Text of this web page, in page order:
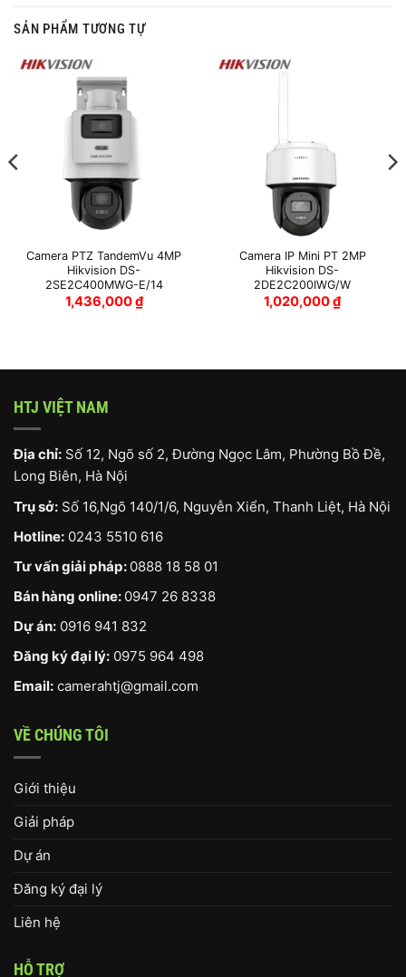
SẢN PHẨM TƯƠNG TỰ
Camera PTZ TandemVu 4MP
Hikvision DS-
2SE2C400MWG-E/14
1,436,000₫
Camera IP Mini PT 2MP
Hikvision DS-
2DE2C200IWG/W
1,020,000₫
HTJ VIỆT NAM
Địa chỉ: Số 12, Ngõ số 2, Đường Ngọc Lâm, Phường Bồ Đề,
Long Biên, Hà Nội
Trụ sở: Số 16,Ngõ 140/1/6, Nguyễn Xiển, Thanh Liệt, Hà Nội
Hotline: 0243 5510 616
Tư vấn giải pháp: 0888 18 58 01
Bán hàng online: 0947 26 8338
Dự án: 0916 941 832
Đăng ký đại lý: 0975 964 498
Email: camerahtj@gmail.com
VỀ CHÚNG TÔI
Giới thiệu
Giải pháp
Dự án
Đăng ký đại lý
Liên hệ
HỖ TRỢ